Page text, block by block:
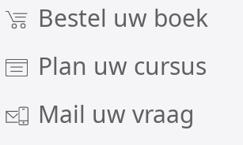
Bestel uw boek
Plan uw cursus
Mail uw vraag